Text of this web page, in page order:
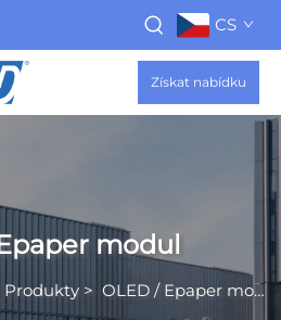
CS
Získat nabídku
modul
Produkty > OLED / Epaper modul